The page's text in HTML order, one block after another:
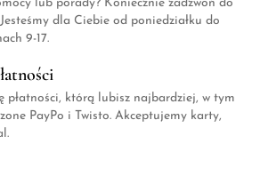
lub porady? Koniecznie zadzwoń do
dla Ciebie od poniedziałku do
9-17.
płatności, którą lubisz najbardziej, w tym
PayPo i Twisto. Akceptujemy karty,